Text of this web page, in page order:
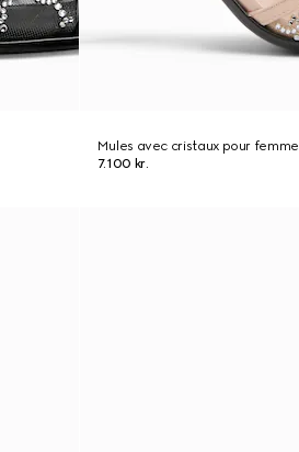
Mules avec cristaux pour femme
7.100 kr.